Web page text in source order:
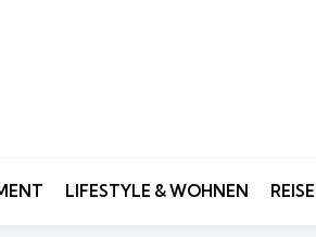
LIFESTYLE & WOHNEN